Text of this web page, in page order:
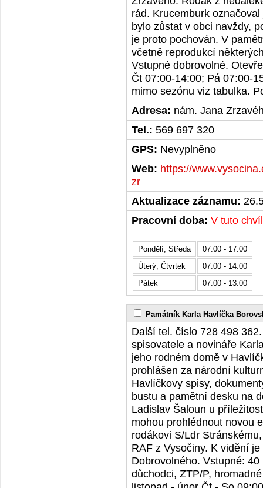
rád. Krucemburk
bylo zůstat v obci navždy,
je proto pochován. V
včetně reprodukcí
Vstupné dobrovolné.
Čt 07:00-14:00; Pá 07:00-
mimo sezónu viz tabulka.
Adresa: nám. Jana
Tel.: 569 697 320
GPS: Nevyplněno
Web: https://
zr
Aktualizace záznamu:
Pracovní doba: V tuto
Pondělí, Středa
07:00 - 17:00
Úterý, Čtvrtek
07:00 - 14:00
Pátek
07:00 - 13:00
Památník Karla Havlíčka
Další tel. číslo 728 498
spisovatele a novináře
jeho rodném domě v
prohlášen za národní
Havlíčkovy spisy,
bustu a pamětní desku na
Ladislav Šaloun u
mohou prohlédnout novou
rodákovi S/Ldr
RAF z Vysočiny. K vidění
Dobrovolného. Vstupné:
důchodci, ZTP/P,